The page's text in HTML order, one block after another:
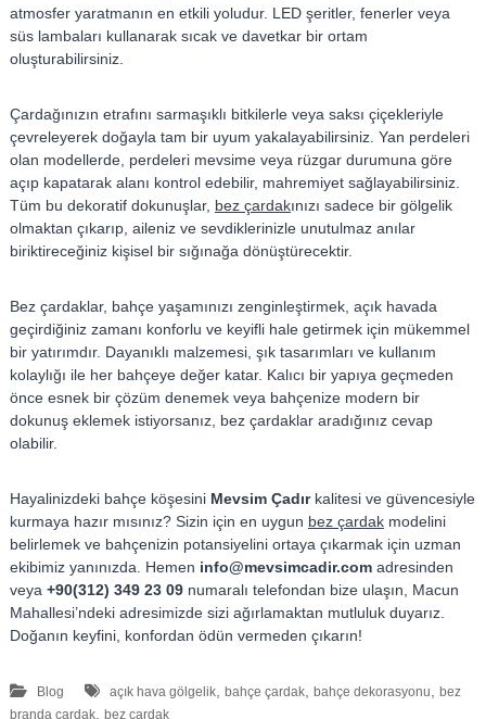
atmosfer yaratmanın en etkili yoludur. LED şeritler, fenerler veya
süs lambaları kullanarak sıcak ve davetkar bir ortam
oluşturabilirsiniz.
Çardağınızın etrafını sarmaşıklı bitkilerle veya saksı çiçekleriyle
çevreleyerek doğayla tam bir uyum yakalayabilirsiniz. Yan perdeleri
olan modellerde, perdeleri mevsime veya rüzgar durumuna göre
açıp kapatarak alanı kontrol edebilir, mahremiyet sağlayabilirsiniz.
Tüm bu dekoratif dokunuşlar, bez çardakınızı sadece bir gölgelik
olmaktan çıkarıp, aileniz ve sevdiklerinizle unutulmaz anılar
biriktireceğiniz kişisel bir sığınağa dönüştürecektir.
Bez çardaklar, bahçe yaşamınızı zenginleştirmek, açık havada
geçirdiğiniz zamanı konforlu ve keyifli hale getirmek için mükemmel
bir yatırımdır. Dayanıklı malzemesi, şık tasarımları ve kullanım
kolaylığı ile her bahçeye değer katar. Kalıcı bir yapıya geçmeden
önce esnek bir çözüm denemek veya bahçenize modern bir
dokunuş eklemek istiyorsanız, bez çardaklar aradığınız cevap
olabilir.
Hayalinizdeki bahçe köşesini Mevsim Çadırkalitesi ve güvencesiyle
kurmaya hazır mısınız? Sizin için en uygun bez çardakmodelini
belirlemek ve bahçenizin potansiyelini ortaya çıkarmak için uzman
ekibimiz yanınızda. Hemen info@mevsimcadir.comadresinden
veya +90(312) 349 23 09numaralı telefondan bize ulaşın, Macun
Mahallesi’ndeki adresimizde sizi ağırlamaktan mutluluk duyarız.
Doğanın keyfini, konfordan ödün vermeden çıkarın!
Blog açık hava gölgelik, bahçe çardak, bahçe dekorasyonu
bez
branda çardak, bez çardak